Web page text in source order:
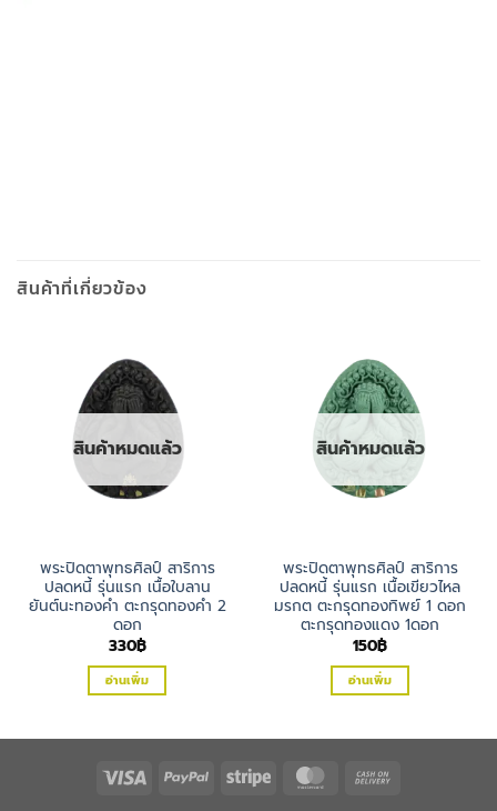
สินค้าที่เกี่ยวข้อง
สินค้าหมดแล้ว
พระปิดตาพุทธศิลป์ สาริการ
ปลดหนี้ รุ่นแรก เนื้อใบลาน
ยันต์นะทองคำ ตะกรุดทองคำ 2
ดอก
330฿
อ่านเพิ่ม
สินค้าหมดแล้ว
พระปิดตาพุทธศิลป์ สาริการ
ปลดหนี้ รุ่นแรก เนื้อเขียวไหล
มรกต ตะกรุดทองทิพย์ 1 ดอก
ตะกรุดทองแดง 1ดอก
150฿
อ่านเพิ่ม